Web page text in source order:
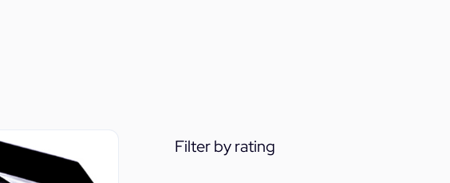
Filter by rating